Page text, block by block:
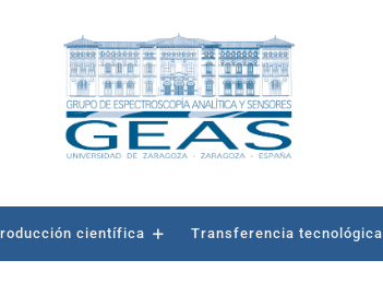
científica Transferencia tecnológica